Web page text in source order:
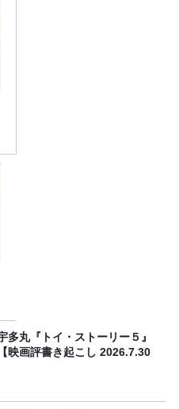
多丸『トイ・ストーリー５』
映画評書き起こし 2026.7.30